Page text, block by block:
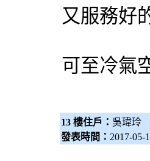
又服務好
可至冷氣
13 樓住戶： 吳瑋玲
發表時間： 2017-05-